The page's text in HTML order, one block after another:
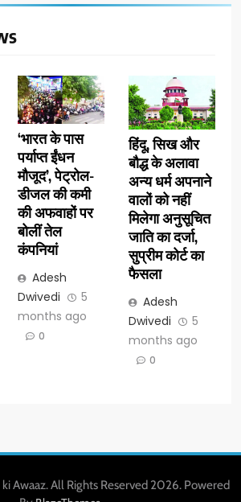
‘भारत के पास
पर्याप्त ईंधन
मौजूद’, पेट्रोल-
डीजल की कमी
की अफवाहों पर
बोलीं तेल
कंपनियां
Adesh
Dwivedi
5
months ago
0
हिंदू, सिख और
बौद्ध के अलावा
अन्य धर्म अपनाने
वालों को नहीं
मिलेगा अनुसूचित
जाति का दर्जा,
सुप्रीम कोर्ट का
फैसला
Adesh
Dwivedi
5
months ago
0
Awaaz. All Rights Reserved 2026. Powered